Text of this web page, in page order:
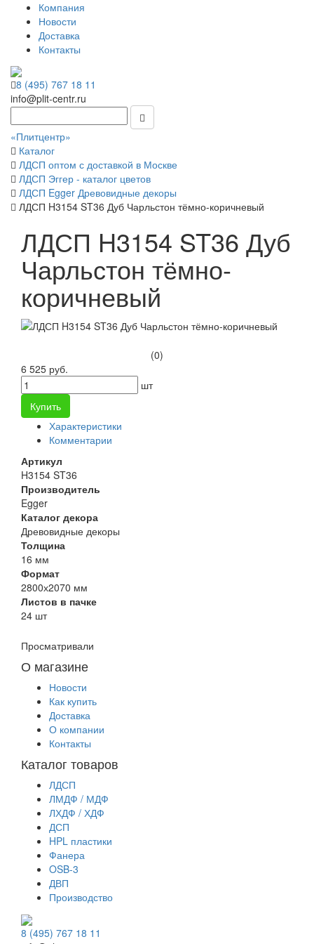
Компания
Новости
Доставка
Контакты
8 (495) 767 18 11
info@plit-centr.ru
«Плитцентр»
Каталог
ЛДСП оптом с доставкой в Москве
ЛДСП Эггер - каталог цветов
ЛДСП Egger Древовидные декоры
ЛДСП H3154 ST36 Дуб Чарльстон тёмно-коричневый
ЛДСП H3154 ST36 Дуб
Чарльстон тёмно-
коричневый
(0)
6 525 руб.
шт
Купить
Характеристики
Комментарии
Артикул
H3154 ST36
Производитель
Egger
Каталог декора
Древовидные декоры
Толщина
16 мм
Формат
2800х2070 мм
Листов в пачке
24 шт
Просматривали
О магазине
Новости
Как купить
Доставка
О компании
Контакты
Каталог товаров
ЛДСП
ЛМДФ / МДФ
ЛХДФ / ХДФ
ДСП
HPL пластики
Фанера
OSB-3
ДВП
Производство
8 (495) 767 18 11